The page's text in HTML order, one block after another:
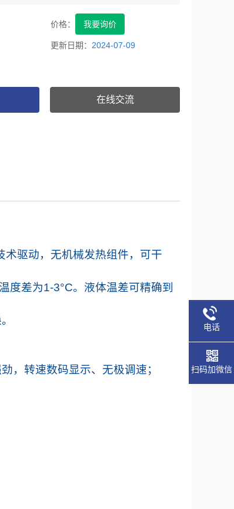
的速度增加，板表面温度均匀，温度差为1-
0.1〜-0.5℃,极速升温450度只需要8分钟.
内置温度探头和外部温度探头，
价格： 我要询价
更新日期： 2024-07-09
在线交流
术驱动，无机械发热组件，可干
度差为1-3°C。液体温差可精确到
，转速数码显示、无极调速；
电话
扫码加微信